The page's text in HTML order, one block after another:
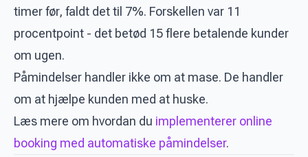
timer før, faldt det til 7%. Forskellen var 11
procentpoint - det betød 15 flere betalende kunder
om ugen.
Påmindelser handler ikke om at mase. De handler
om at hjælpe kunden med at huske.
Læs mere om hvordan du implementerer online
booking med automatiske påmindelser.